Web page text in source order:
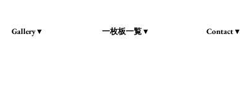
Gallery ▾ 一枚板一覧 ▾ Contact ▾